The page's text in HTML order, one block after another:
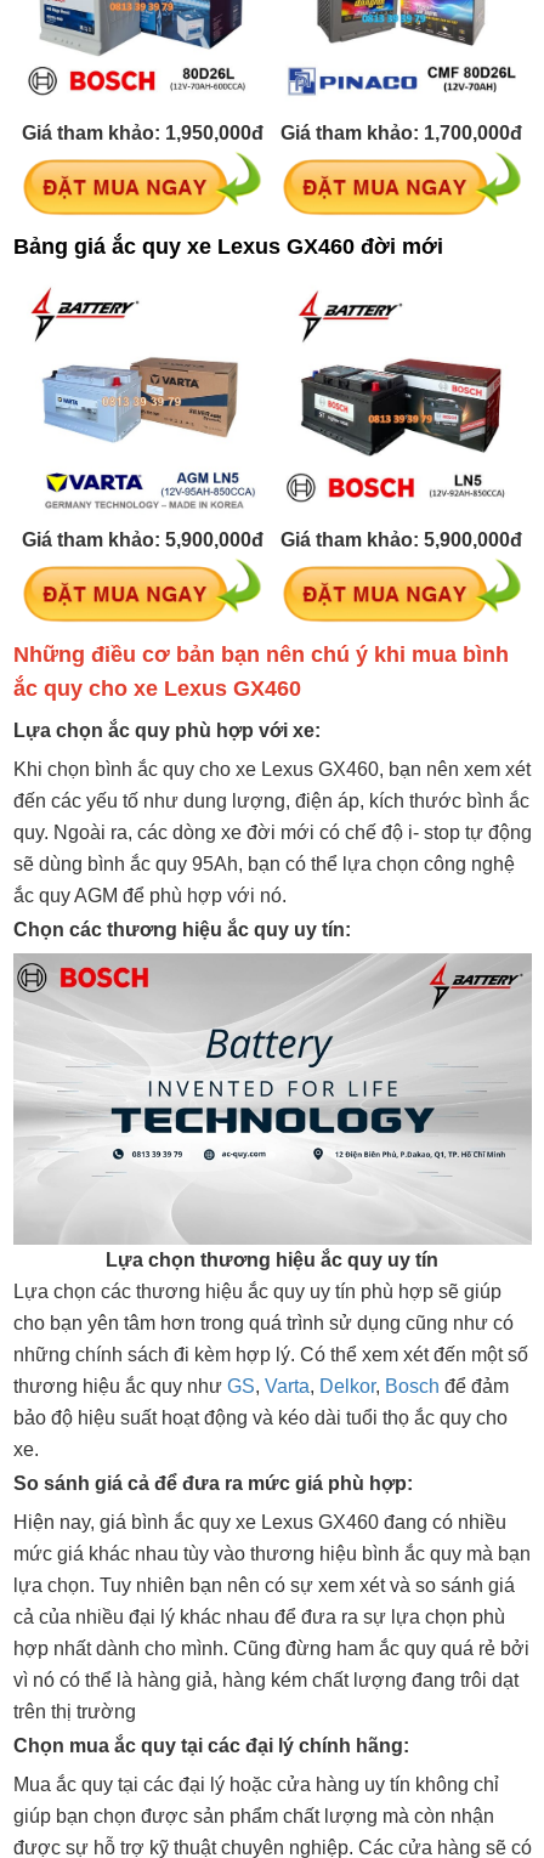
Giá tham khảo: 1,950,000đ Giá tham khảo: 1,700,000đ
Bảng giá ắc quy xe Lexus GX460 đời mới
Giá tham khảo: 5,900,000đ Giá tham khảo: 5,900,000đ
Những điều cơ bản bạn nên chú ý khi mua bình
ắc quy cho xe Lexus GX460
Lựa chọn ắc quy phù hợp với xe:
Khi chọn bình ắc quy cho xe Lexus GX460, bạn nên xem xét
đến các yếu tố như dung lượng, điện áp, kích thước bình ắc
quy. Ngoài ra, các dòng xe đời mới có chế độ i- stop tự động
sẽ dùng bình ắc quy 95Ah, bạn có thể lựa chọn công nghệ
ắc quy AGM để phù hợp với nó.
Chọn các thương hiệu ắc quy uy tín:
Lựa chọn thương hiệu ắc quy uy tín
Lựa chọn các thương hiệu ắc quy uy tín phù hợp sẽ giúp
cho bạn yên tâm hơn trong quá trình sử dụng cũng như có
những chính sách đi kèm hợp lý. Có thể xem xét đến một số
thương hiệu ắc quy như GS, Varta, Delkor, Bosch để đảm
bảo độ hiệu suất hoạt động và kéo dài tuổi thọ ắc quy cho
xe.
So sánh giá cả để đưa ra mức giá phù hợp:
Hiện nay, giá bình ắc quy xe Lexus GX460 đang có nhiều
mức giá khác nhau tùy vào thương hiệu bình ắc quy mà bạn
lựa chọn. Tuy nhiên bạn nên có sự xem xét và so sánh giá
cả của nhiều đại lý khác nhau để đưa ra sự lựa chọn phù
hợp nhất dành cho mình. Cũng đừng ham ắc quy quá rẻ bởi
vì nó có thể là hàng giả, hàng kém chất lượng đang trôi dạt
trên thị trường
Chọn mua ắc quy tại các đại lý chính hãng:
Mua ắc quy tại các đại lý hoặc cửa hàng uy tín không chỉ
giúp bạn chọn được sản phẩm chất lượng mà còn nhận
được sự hỗ trợ kỹ thuật chuyên nghiệp. Các cửa hàng sẽ có